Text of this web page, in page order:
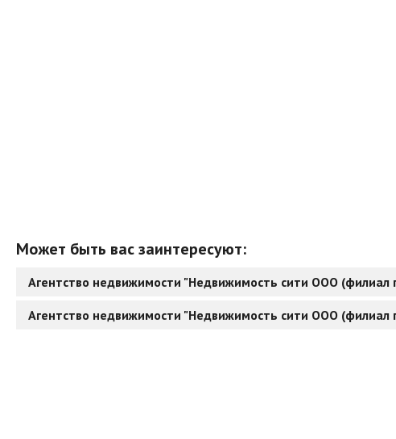
Может быть вас заинтересуют:
Агентство недвижимости "Недвижимость сити ООО (филиал
Агентство недвижимости "Недвижимость сити ООО (филиал